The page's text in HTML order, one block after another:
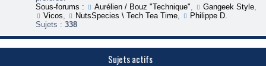
é
o
Sous-forums :
Aurélien / Bouz "Technique" Gangeek Style,
Vicos
NutsSpecies \ Tech Tea Time,
Philippe D.
Sujets : 338
Sujets actifs